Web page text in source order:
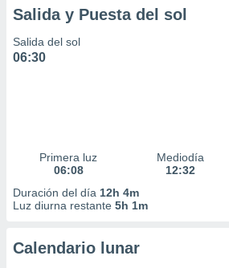
Salida y Puesta del sol
Salida del sol
06:30
Primera luz
06:08
Mediodía
12:32
Duración del día 12h 4m
Luz diurna restante 5h 1m
Calendario lunar